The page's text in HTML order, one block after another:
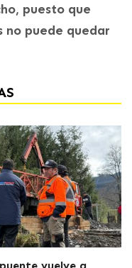
puesto que
no puede quedar
vuelve a